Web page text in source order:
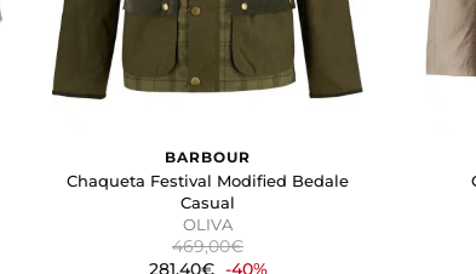
BARBOUR
Chaqueta Festival Modified Bedale
Casual
OLIVA
469,00€
281,40€ -40%